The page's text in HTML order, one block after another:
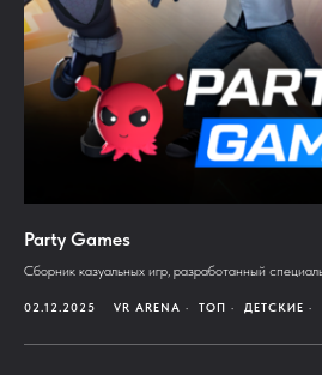
Party Games
Сборник казуальных игр, разработанный
02.12.2025 VR ARENA ТОП ДЕТСКИЕ